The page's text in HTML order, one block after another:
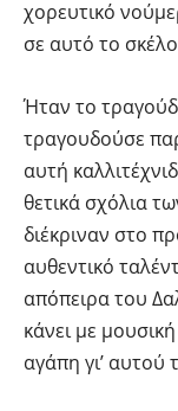
χορευτικό
σε αυτό το
Ήταν το
τραγουδούσε
αυτή
θετικά σχόλια
διέκριναν στο
αυθεντικό
απόπειρα του
κάνει με
αγάπη γι’ αυτού